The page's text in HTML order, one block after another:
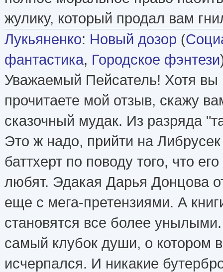
жулику, который продал вам
Лукьяненко: Новый дозор (
фантастика, Городское фэнтези
Уважаемый Пейсатель! Хотя вы
прочитаете мой отзыв, скажу
сказочный мудак. Из разряда
Это ж надо, прийти на Либрусек
баттхерт по поводу того, что
любят. Эдакая Дарья Донцова
еще с мега-претензиями. А
становятся все более
самый клубок души, о котором
исчерпался. И никакие